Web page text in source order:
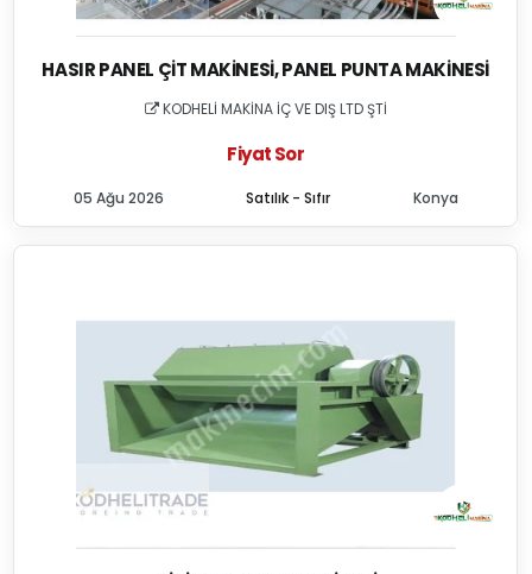
HASIR PANEL ÇIT MAKINESI, PANEL PUNTA MAKINESI
KODHELİ MAKİNA İÇ VE DIŞ LTD ŞTİ
Fiyat Sor
Satılık - Sıfır
05 Ağu 2026 Konya